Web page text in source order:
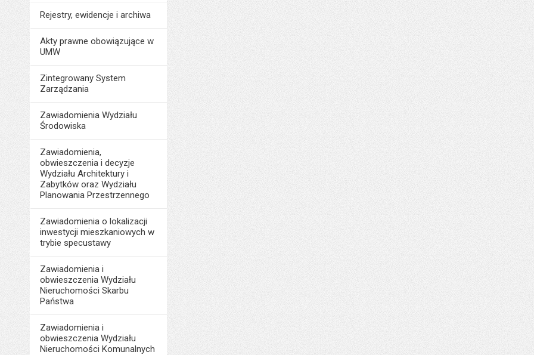
Rejestry, ewidencje i archiwa
Akty prawne obowiązujące w
UMW
Zintegrowany System
Zarządzania
Zawiadomienia Wydziału
Środowiska
Zawiadomienia,
obwieszczenia i decyzje
Wydziału Architektury i
Zabytków oraz Wydziału
Planowania Przestrzennego
Zawiadomienia o lokalizacji
inwestycji mieszkaniowych w
trybie specustawy
Zawiadomienia i
obwieszczenia Wydziału
Nieruchomości Skarbu
Państwa
Zawiadomienia i
obwieszczenia Wydziału
Nieruchomości Komunalnych